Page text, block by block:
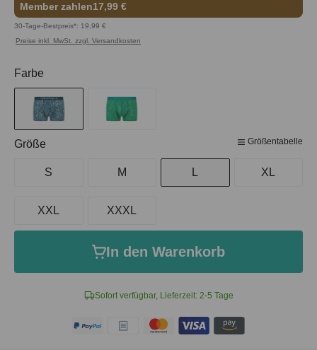
Member zahlen17,99 €
30-Tage-Bestpreis*: 19,99 €
Preise inkl. MwSt. zzgl. Versandkosten
Sofort verfügbar, Lieferzeit: 2-5 Tage
Farbe
Größe Größentabelle
S M L XL
XXL XXXL
In den Warenkorb